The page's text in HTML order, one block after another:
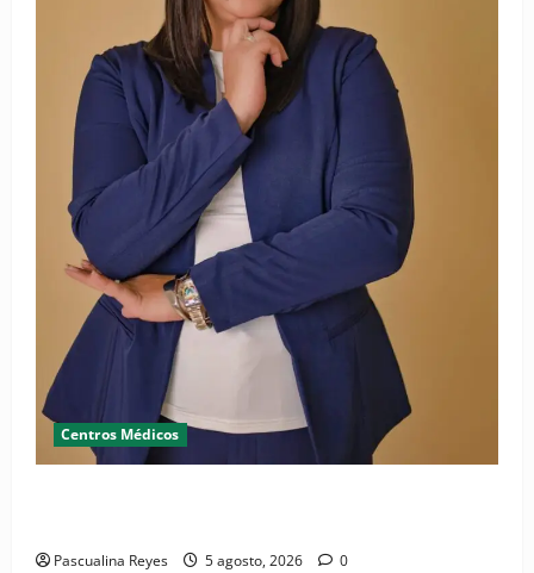
Centros Médicos
Pascualina Reyes 5 agosto, 2026 0